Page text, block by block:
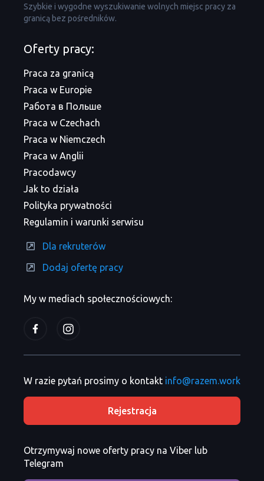
Szybkie i wygodne wyszukiwanie wolnych miejsc pracy za
granicą bez pośredników.
My w mediach społecznościowych:
Oferty pracy:
Praca za granicą
Praca w Europie
Работа в Польше
Praca w Czechach
Praca w Niemczech
Praca w Anglii
Pracodawcy
Jak to działa
Polityka prywatności
Regulamin i warunki serwisu
Dla rekruterów
Dodaj ofertę pracy
W razie pytań prosimy o kontakt info@razem.work
Rejestracja
Otrzymywaj nowe oferty pracy na Viber lub
Telegram